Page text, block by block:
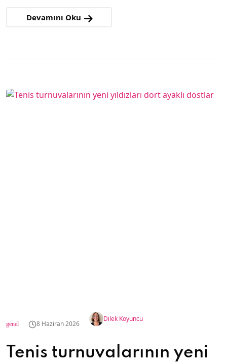
Devamını Oku
genel 8 Haziran 2026
Dilek Koyuncu
Tenis turnuvalarının yeni